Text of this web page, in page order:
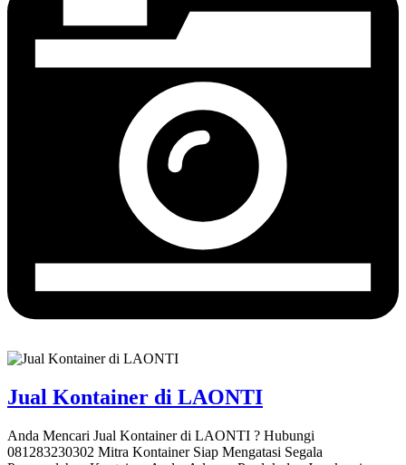
Jual Kontainer di LAONTI
Anda Mencari Jual Kontainer di LAONTI ? Hubungi
081283230302 Mitra Kontainer Siap Mengatasi Segala